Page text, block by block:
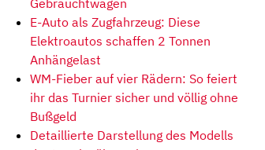
Gebrauchtwagen
E-Auto als Zugfahrzeug: Diese
Elektroautos schaffen 2 Tonnen
Anhängelast
WM-Fieber auf vier Rädern: So feiert
ihr das Turnier sicher und völlig ohne
Bußgeld
Detaillierte Darstellung des Modells